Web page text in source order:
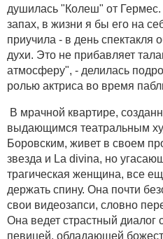
душилась "Колеш" от
запах, в жизни я бы его на
приучила - в день спектакля
духи. Это не прибавляет
атмосферу", - делилась
ролью актриса во время
В мрачной квартире,
выдающимся театральным
Боровским, живет в своем
звезда и La divina, но
трагическая женщина, все
держать спину. Она почти
свои видеозапси, словно
Она ведет страстный диалог
певицей, обладающей